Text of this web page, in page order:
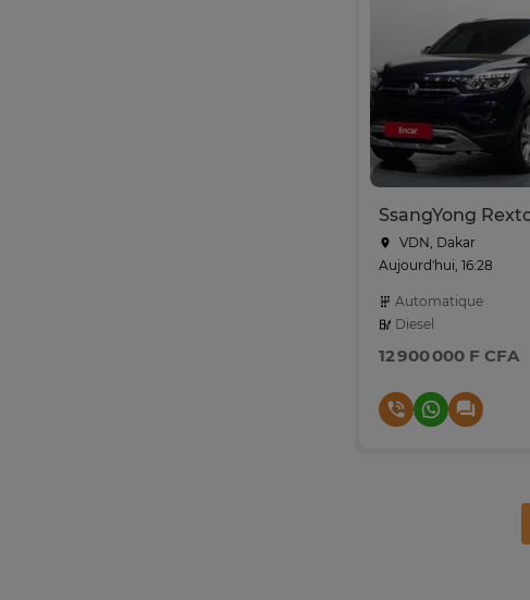
VDN, Dakar
Aujourd'hui, 16:28
Automatique
Diesel
12 900 000 F CFA